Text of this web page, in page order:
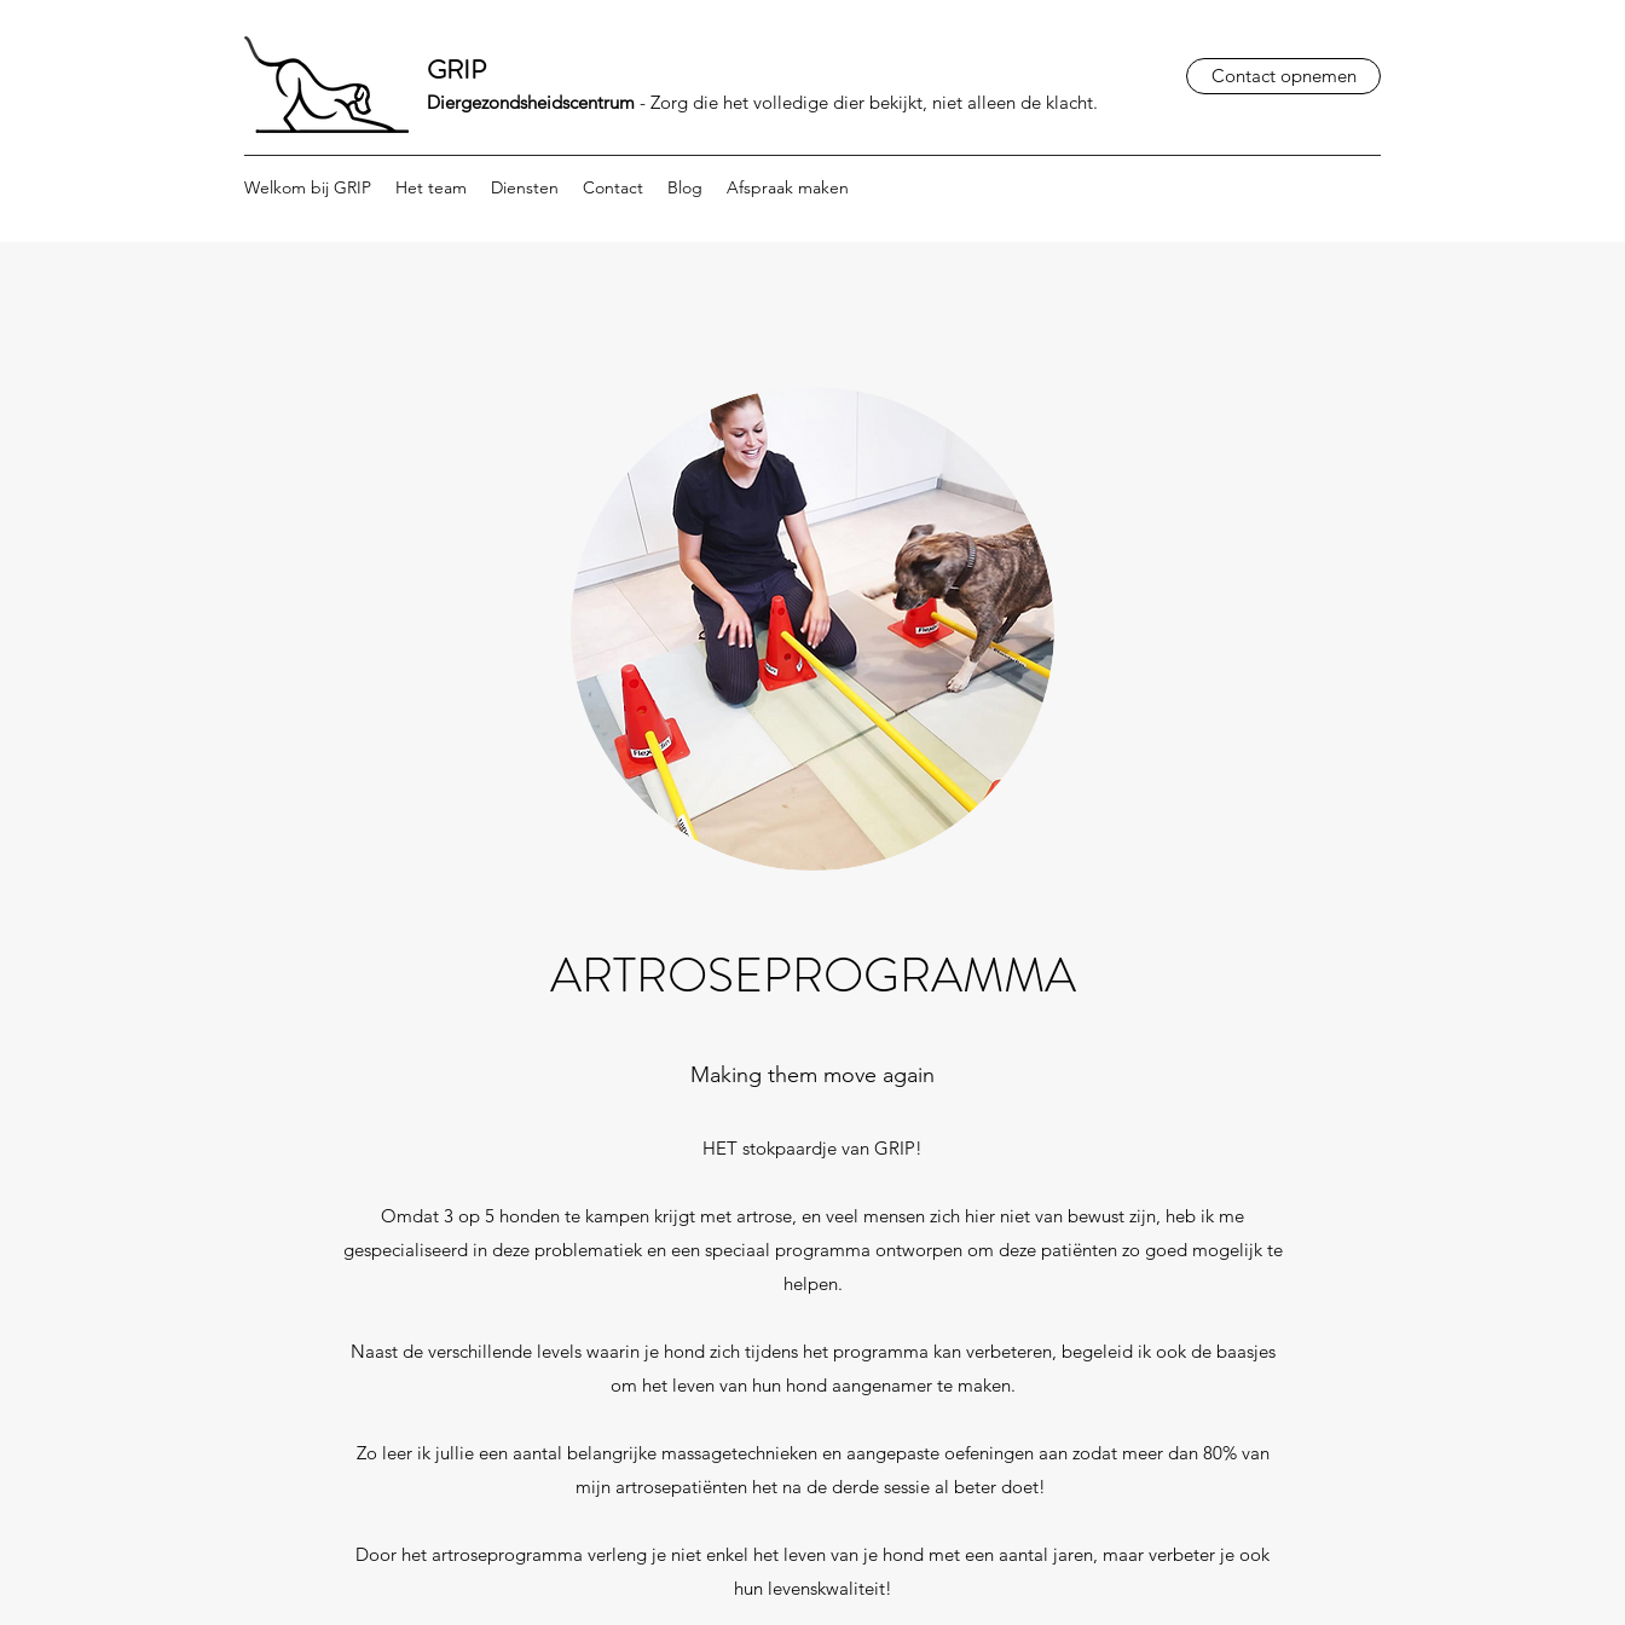
GRIP
Diergezondsheidscentrum - Zorg die het volledige dier bekijkt, niet alleen de klacht.
Contact opnemen
Welkom bij GRIP Het team Diensten Contact Blog Afspraak maken
ARTROSEPROGRAMMA
Making them move again
HET stokpaardje van GRIP!
Omdat 3 op 5 honden te kampen krijgt met artrose, en veel mensen zich hier niet van bewust zijn, heb ik me
gespecialiseerd in deze problematiek en een speciaal programma ontworpen om deze patiënten zo goed mogelijk te
helpen.
Naast de verschillende levels waarin je hond zich tijdens het programma kan verbeteren, begeleid ik ook de baasjes
om het leven van hun hond aangenamer te maken.
Zo leer ik jullie een aantal belangrijke massagetechnieken en aangepaste oefeningen aan zodat meer dan 80% van
mijn artrosepatiënten het na de derde sessie al beter doet!
Door het artroseprogramma verleng je niet enkel het leven van je hond met een aantal jaren, maar verbeter je ook
hun levenskwaliteit!